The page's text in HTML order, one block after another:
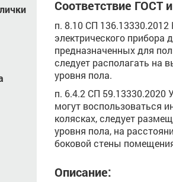
Соответствие ГОСТ
п. 8.10 СП
электрического прибора
предназначенных для
следует располагать на
уровня пола.
п. 6.4.2 СП 59.13330.2020
могут воспользоваться
колясках, следует
уровня пола, на
боковой стены
Описание: